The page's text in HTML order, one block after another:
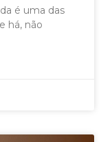
é uma das
há, não